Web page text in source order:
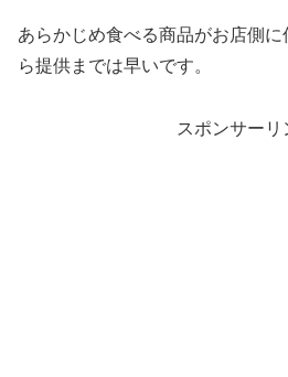
あらかじめ食べる商品がお店側
ら提供までは早いです。
スポンサーリ